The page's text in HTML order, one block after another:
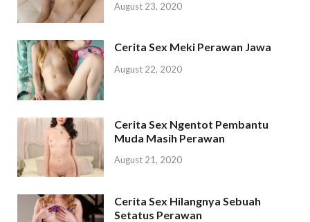
August 23, 2020
Cerita Sex Meki Perawan Jawa
August 22, 2020
Cerita Sex Ngentot Pembantu
Muda Masih Perawan
August 21, 2020
Cerita Sex Hilangnya Sebuah
Setatus Perawan